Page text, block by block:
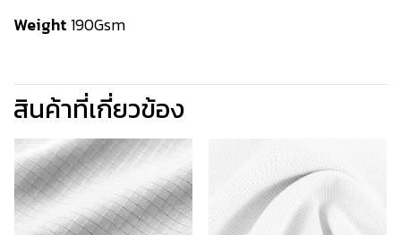
Weight190Gsm
สินค้าที่เกี่ยวข้อง